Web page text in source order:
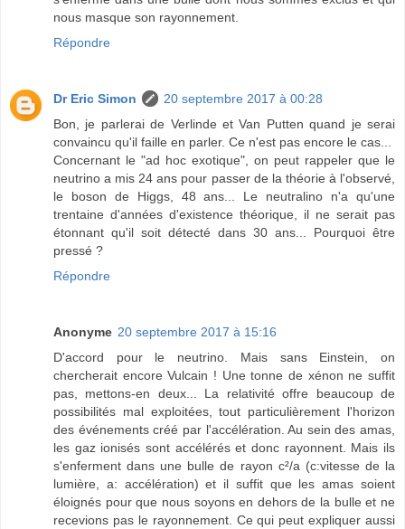
nous masque son rayonnement.
Répondre
Dr Eric Simon
20 septembre 2017 à 00:28
Bon, je parlerai de Verlinde et Van Putten quand je serai
convaincu qu'il faille en parler. Ce n'est pas encore le cas...
Concernant le "ad hoc exotique", on peut rappeler que le
neutrino a mis 24 ans pour passer de la théorie à l'observé,
le boson de Higgs, 48 ans... Le neutralino n'a qu'une
trentaine d'années d'existence théorique, il ne serait pas
étonnant qu'il soit détecté dans 30 ans... Pourquoi être
pressé ?
Répondre
Anonyme 20 septembre 2017 à 15:16
D'accord pour le neutrino. Mais sans Einstein, on
chercherait encore Vulcain ! Une tonne de xénon ne suffit
pas, mettons-en deux... La relativité offre beaucoup de
possibilités mal exploitées, tout particulièrement l'horizon
des événements créé par l'accélération. Au sein des amas,
les gaz ionisés sont accélérés et donc rayonnent. Mais ils
s'enferment dans une bulle de rayon c²/a (c:vitesse de la
lumière, a: accélération) et il suffit que les amas soient
éloignés pour que nous soyons en dehors de la bulle et ne
recevions pas le rayonnement. Ce qui peut expliquer aussi